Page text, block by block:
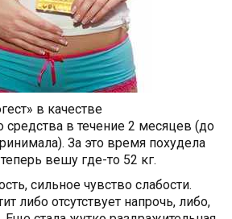
в качестве
средства в течение 2 месяцев (до
За это время похудела
вешу где-то 52 кг.
сильное чувство слабости.
либо отсутствует напрочь, либо,